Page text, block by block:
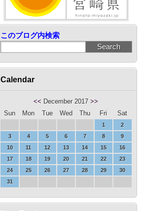
このブログ内検索
Calendar
<< December 2017>>
Sun
Mon Tue Wed Thu Fri Sat
1
2
3
4 5 6 7 8
9
10
11 12 13 14 15
16
17
18 19 20 21 22
23
24
25 26 27 28 29
30
31